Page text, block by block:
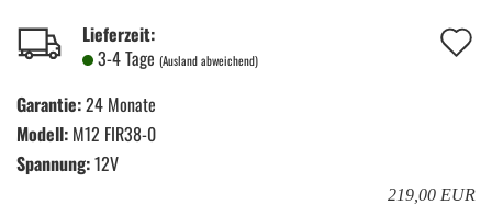
Lieferzeit:
3-4 Tage (Ausland abweichend)
Garantie:24 Monate
Modell: M12 FIR38-0
Spannung:12V
219,00 EUR